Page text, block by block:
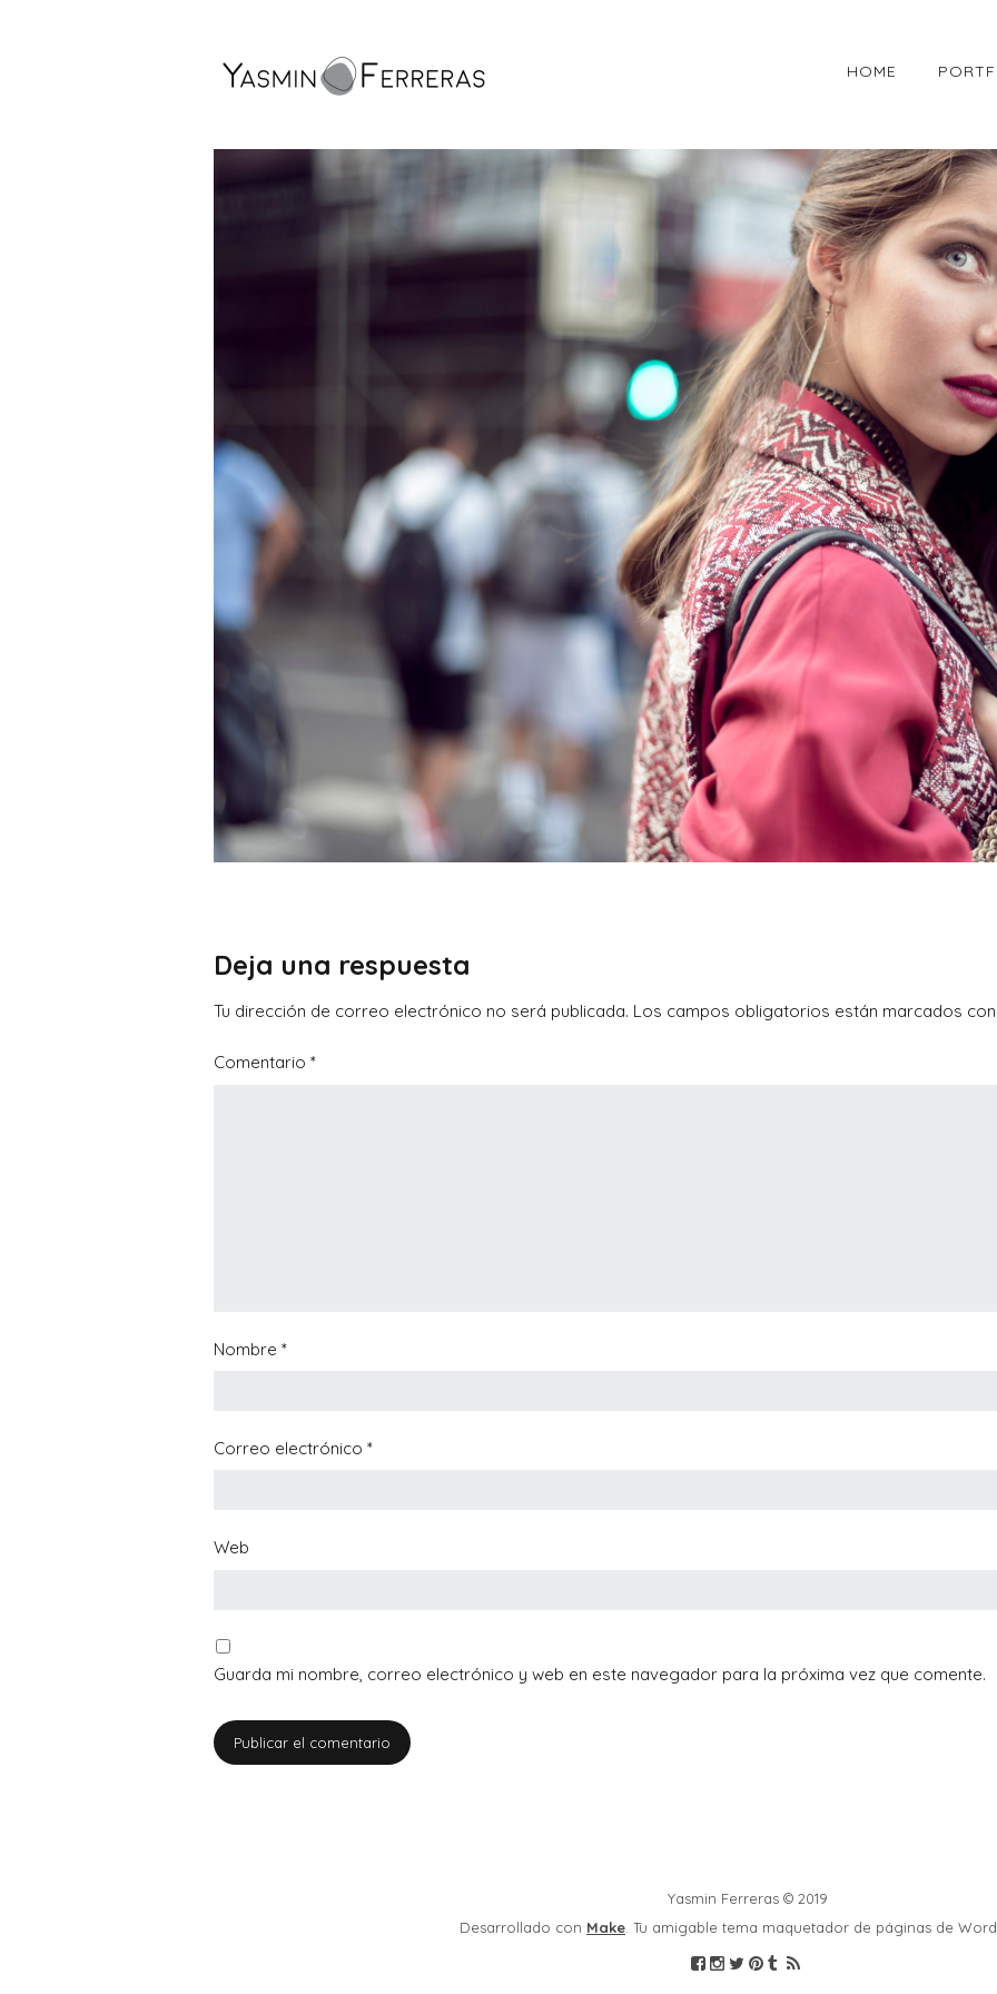
HOME
Deja una respuesta
Tu dirección de correo electrónico no será publicada. Los campos obligatorios están marcados
Comentario *
Nombre *
Correo electrónico *
Web
Guarda mi nombre, correo electrónico y web en este navegador para la próxima vez que comente.
Yasmin Ferreras © 2019
Desarrollado con Make . Tu amigable tema maquetador de páginas de